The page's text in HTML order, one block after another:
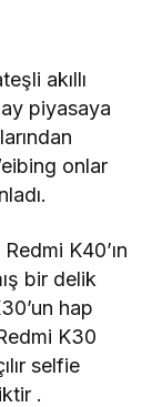
akıllı
piyasaya
onlar
K40’ın
bir delik
hap
K30
selfie
.